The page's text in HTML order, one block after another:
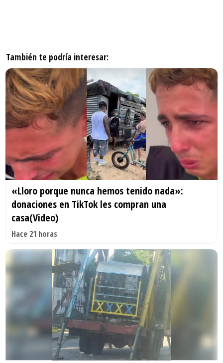
También te podría interesar:
«Lloro porque nunca hemos tenido nada»:
donaciones en TikTok les compran una
casa(Video)
Hace 21 horas